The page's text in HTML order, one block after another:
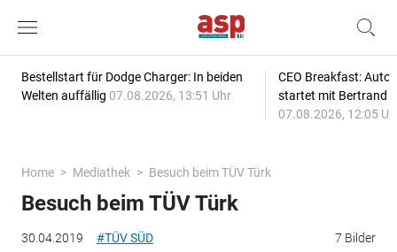
Bestellstart für Dodge Charger: In beiden
Welten auffällig 07.08.2026, 13:51 Uhr
CEO Breakfast:
startet mit Bertrand
07.08.2026, 12:05
Home Mediathek Besuch beim TÜV Türk
30.04.2019 #TÜV SÜD 7 Bilder
Besuch beim TÜV Türk